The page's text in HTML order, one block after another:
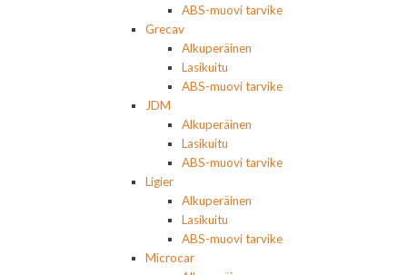
ABS-muovi tarvike
Grecav
Alkuperäinen
Lasikuitu
ABS-muovi tarvike
JDM
Alkuperäinen
Lasikuitu
ABS-muovi tarvike
Ligier
Alkuperäinen
Lasikuitu
ABS-muovi tarvike
Microcar